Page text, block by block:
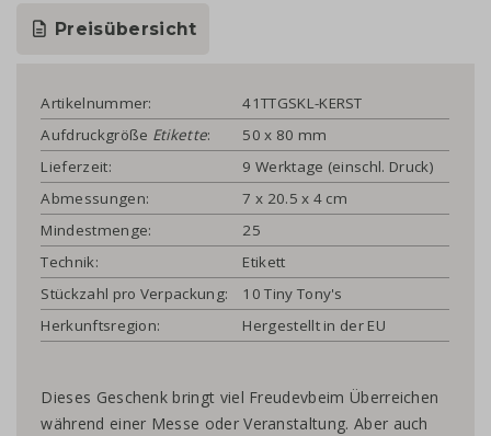
Preisübersicht
Artikelnummer:
41TTGSKL-KERST
Aufdruckgröße Etikette:
50 x 80 mm
Lieferzeit:
9 Werktage (einschl. Druck)
Abmessungen:
7 x 20.5 x 4 cm
Mindestmenge:
25
Technik:
Etikett
Stückzahl pro Verpackung:
10 Tiny Tony's
Herkunftsregion:
Hergestellt in der EU
Dieses Geschenk bringt viel Freudevbeim Überreichen
während einer Messe oder Veranstaltung. Aber auch